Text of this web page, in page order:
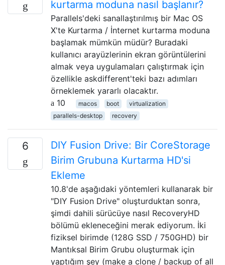
kurtarma moduna nasıl başlanır?
Parallels'deki sanallaştırılmış bir Mac OS
X'te Kurtarma / İnternet kurtarma moduna
başlamak mümkün müdür? Buradaki
kullanıcı arayüzlerinin ekran görüntülerini
almak veya uygulamaları çalıştırmak için
özellikle askdifferent'teki bazı adımları
örneklemek yararlı olacaktır.
10
macos boot
virtualization
parallels-desktop
recovery
6
DIY Fusion Drive: Bir CoreStorage
Birim Grubuna Kurtarma HD'si
Ekleme
10.8'de aşağıdaki yöntemleri kullanarak bir
"DIY Fusion Drive" oluşturduktan sonra,
şimdi dahili sürücüye nasıl RecoveryHD
bölümü ekleneceğini merak ediyorum. İki
fiziksel birimde (128G SSD / 750GHD) bir
Mantıksal Birim Grubu oluşturmak için
yaptığım şey (make a clone / backup of all